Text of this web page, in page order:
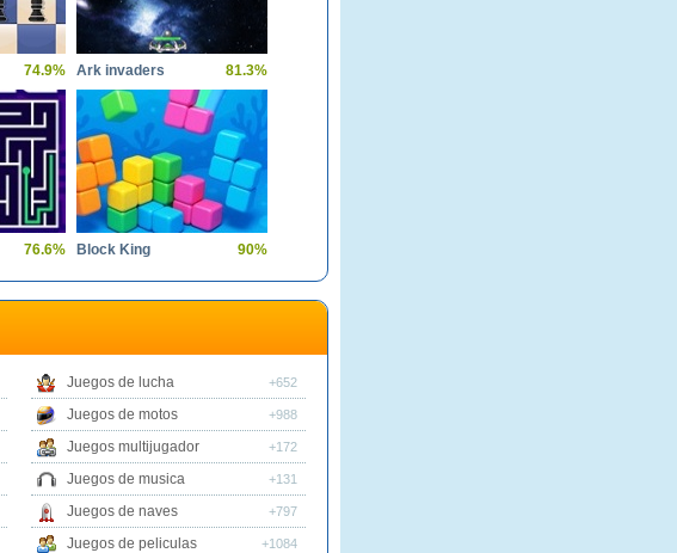
74.9% Ark invaders 81.3%
76.6% Block King 90%
Juegos de lucha +652
Juegos de motos +988
Juegos multijugador +172
Juegos de musica +131
Juegos de naves +797
Juegos de peliculas +1084